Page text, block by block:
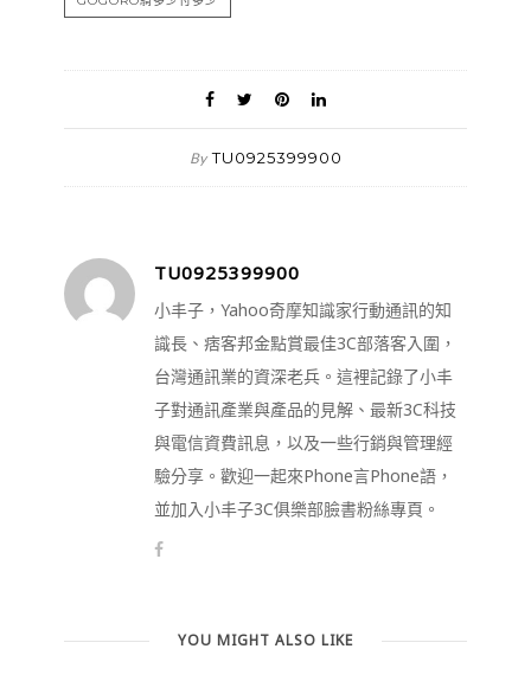
By TU0925399900
TU0925399900
小丰子，Yahoo奇摩知識家行動通訊的知
識長、痞客邦金點賞最佳3C部落客入圍，
台灣通訊業的資深老兵。這裡記錄了小丰
子對通訊產業與產品的見解、最新3C科技
與電信資費訊息，以及一些行銷與管理經
驗分享。歡迎一起來Phone言Phone語，
並加入小丰子3C俱樂部臉書粉絲專頁。
YOU MIGHT ALSO LIKE